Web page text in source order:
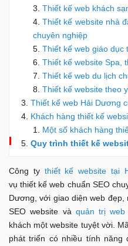
Thiết kế web khách
Thiết kế website nhà
chuyên nghiệp
Thiết kế web giáo
Thiết kế website Spa,
Thiết kế web du lịch
Thiết kế website theo
Thiết kế web Hải Dương
Khách hàng thiết kế
Một số khách hàng
Quy trình thiết kế
Công ty thiết kế website tại
vụ thiết kế web chuẩn SEO
Dương, với giao diện web
SEO website và quản trị web
khách một website tuyệt vời.
phát triển có nhiều tính